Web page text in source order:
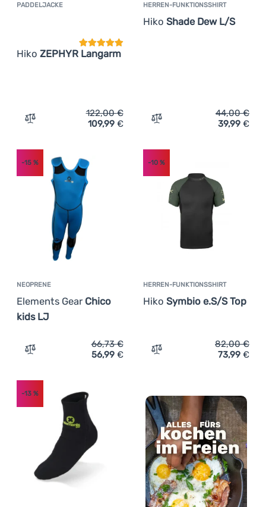
PADDELJACKE
Hiko ZEPHYR Langarm
Kundenbewertung
Zum Vergleich 'Paddeljacke Hiko ZEPHYR Langarm'
122,00€
109,99 €
HERREN-FUNKTIONSSHIRT
Hiko Shade Dew L/S
Zum Vergleich 'Herren-
44,00€
39,99 €
NEOPRENE
Elements Gear Chico
kids LJ
-15 %
Zum Vergleich 'Neoprene Elements Gear Chico kids LJ'
66,73€
56,99 €
HERREN-FUNKTIONSSHIRT
Hiko Symbio e.S/S Top
-10%
Zum Vergleich 'Herren-
82,00€
73,99 €
-13 %